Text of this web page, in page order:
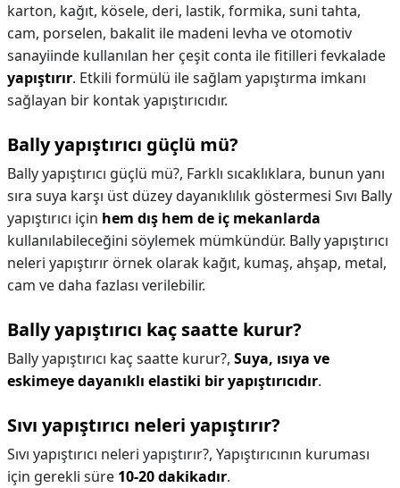
karton, kağıt, kösele, deri, lastik, formika, suni tahta,
cam, porselen, bakalit ile madeni levha ve otomotiv
sanayiinde kullanılan her çeşit conta ile fitilleri fevkalade
yapıştırır. Etkili formülü ile sağlam yapıştırma imkanı
sağlayan bir kontak yapıştırıcıdır.
Bally yapıştırıcı güçlü mü?
Bally yapıştırıcı güçlü mü?, Farklı sıcaklıklara, bunun yanı
sıra suya karşı üst düzey dayanıklılık göstermesi Sıvı Bally
yapıştırıcı için hem dış hem de iç mekanlarda
kullanılabileceğini söylemek mümkündür. Bally yapıştırıcı
neleri yapıştırır örnek olarak kağıt, kumaş, ahşap, metal,
cam ve daha fazlası verilebilir.
Bally yapıştırıcı kaç saatte kurur?
Bally yapıştırıcı kaç saatte kurur?, Suya, ısıya ve
eskimeye dayanıklı elastiki bir yapıştırıcıdır.
Sıvı yapıştırıcı neleri yapıştırır?
Sıvı yapıştırıcı neleri yapıştırır?, Yapıştırıcının kuruması
için gerekli süre 10-20 dakikadır.